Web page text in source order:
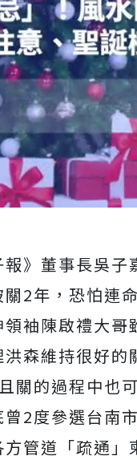
報》董事長吳
2年，恐怕連
袖陳啟禮大哥
森維持很好的
關的過程中也
2度參選台南
管道「疏通」